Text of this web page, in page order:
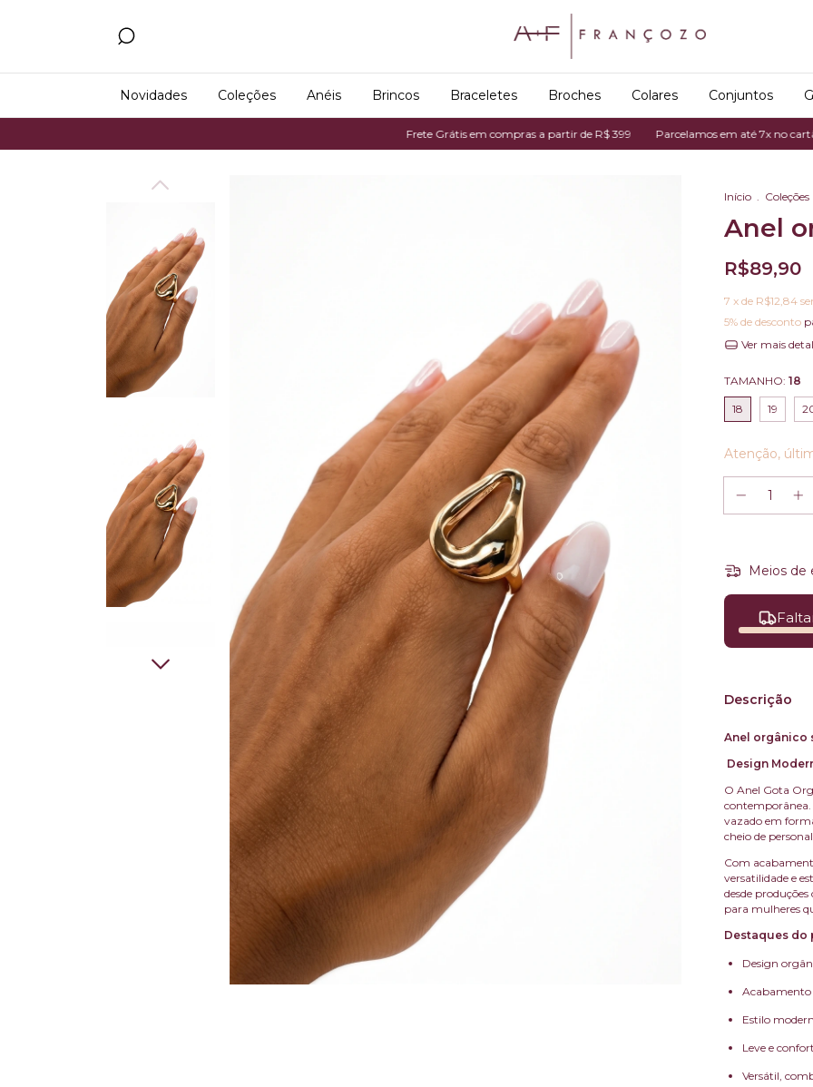
Novidades Coleções Anéis Brincos Braceletes Broches Colares Conjuntos
Frete Grátis em compras a partir de R$ 399 Parcelamos em até 7x no cartão de
Início . Coleções
Anel
R$89,90
7 x de R$12,84
5% de desconto
Ver mais
TAMANHO: 18
18 19
Atenção,
Meios de
Descrição
Anel orgânico
Design
O Anel Gota
contemporânea.
vazado em
cheio de
Com
versatilidade e
desde
para mulheres
Destaques do
Design
Estilo
Leve e
Versátil,